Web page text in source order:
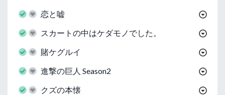
恋と嘘
スカートの中はケダモノでした。
賭ケグルイ
進撃の巨人 Season2
クズの本懐